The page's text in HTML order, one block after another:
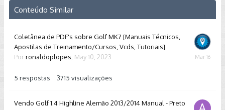
Conteúdo Similar
Coletânea de PDF's sobre Golf MK7 [Manuais Técnicos,
Apostilas de Treinamento/Cursos, Vcds, Tutoriais]
Por ronaldoplopes May 10, 2023
5 respostas 3715 visualizações
March
Vendo Golf 1.4 Highline Alemão 2013/2014 Manual - Preto